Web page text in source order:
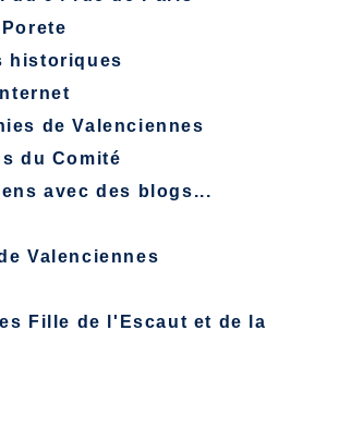
historiques
de Valenciennes
du Comité
avec des blogs...
Valenciennes
Fille de l'Escaut et de la